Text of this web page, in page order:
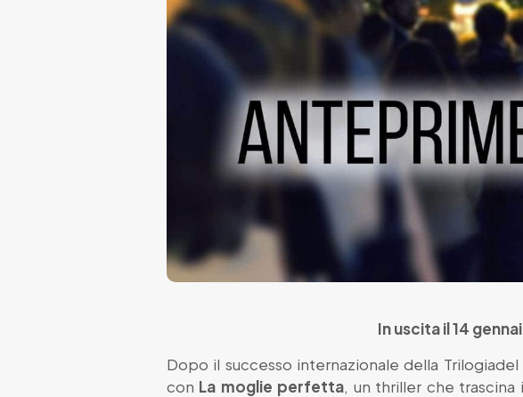
In uscita il 14
Dopo il successo internazionale della
con La moglie perfetta, un thriller che